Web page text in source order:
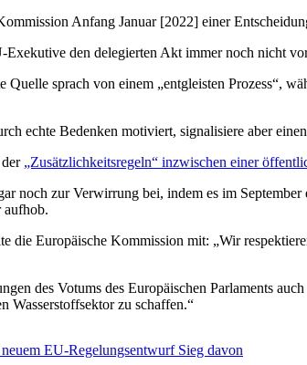
Anfang Januar [2022] einer
Exekutive den delegierten Akt immer noch nicht
Quelle sprach von einem „entgleisten Prozess“,
echte Bedenken motiviert, signalisiere aber
„Zusätzlichkeitsregeln“ inzwischen einer
noch zur Verwirrung bei, indem es im
aufhob.
Europäische Kommission mit: „Wir
des Votums des Europäischen Parlaments
Wasserstoffsektor zu schaffen.“
EU-Regelungsentwurf Sieg davon